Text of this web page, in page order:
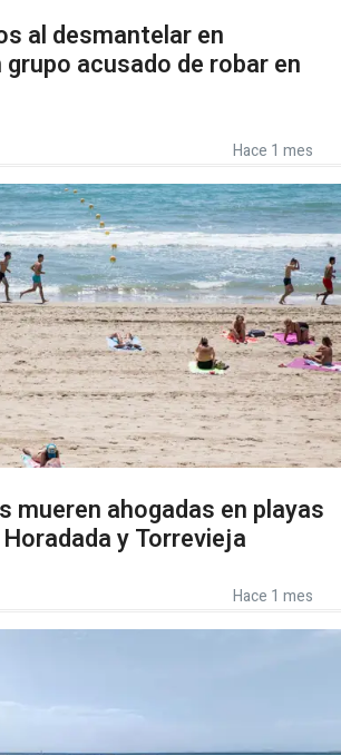
al desmantelar en
acusado de robar en
Hace 1 mes
mueren ahogadas en playas
y Torrevieja
Hace 1 mes